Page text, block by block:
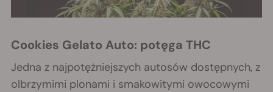
Cookies Gelato Auto: potęga THC
Jedna z najpotężniejszych autosów dostępnych, z
olbrzymimi plonami i smakowitymi owocowymi